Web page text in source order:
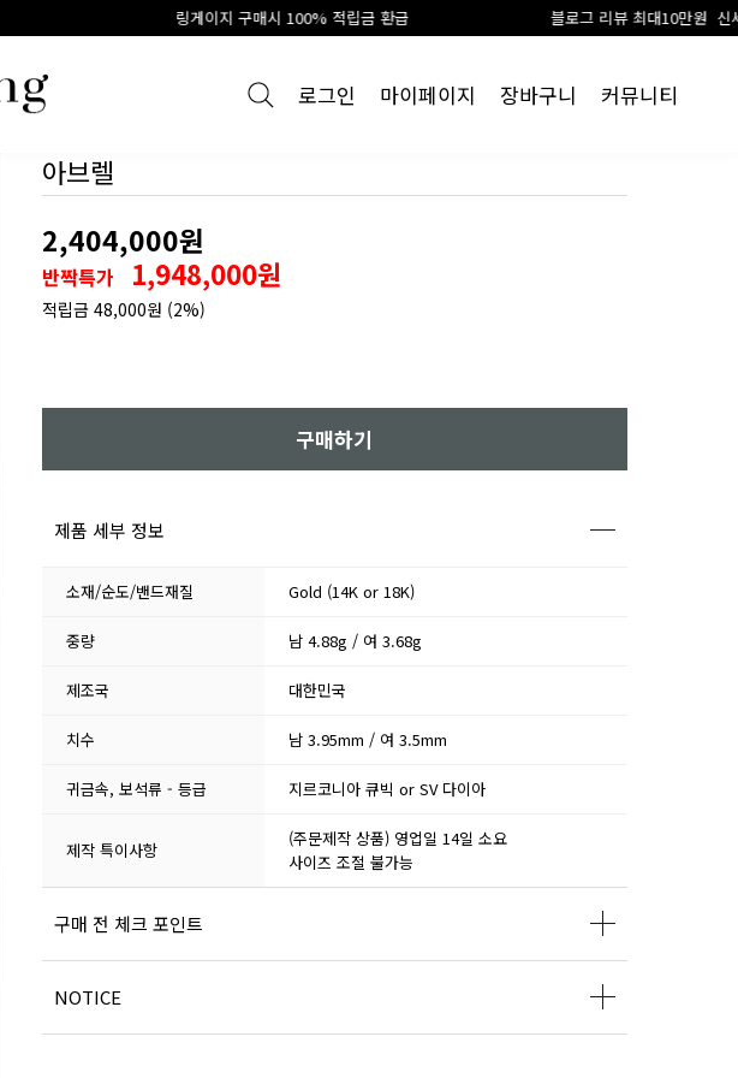
링게이지 구매시 100% 적립금 환급 블로그 리뷰 최대10만원 신세계 상품권 지급
로그인 마이페이지 장바구니 커뮤니티
아브렐
2,404,000원
반짝특가 1,948,000원
적립금 48,000원 (2%)
구매하기
제품 세부 정보
소재/순도/밴드재질 Gold (14K or 18K)
중량 남 4.88g / 여 3.68g
제조국 대한민국
치수 남 3.95mm / 여 3.5mm
귀금속, 보석류 - 등급 지르코니아 큐빅 or SV 다이아
제작 특이사항
(주문제작 상품) 영업일 14일 소요
사이즈 조절 불가능
구매 전 체크 포인트
NOTICE